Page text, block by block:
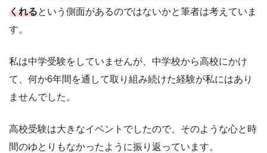
くれるという側面があるのではないかと筆者は考えていま
す。
私は中学受験をしていませんが、中学校から高校にかけ
て、何か6年間を通して取り組み続けた経験が私にはあり
ませんでした。
高校受験は大きなイベントでしたので、そのような心と時
間のゆとりもなかったように振り返っています。